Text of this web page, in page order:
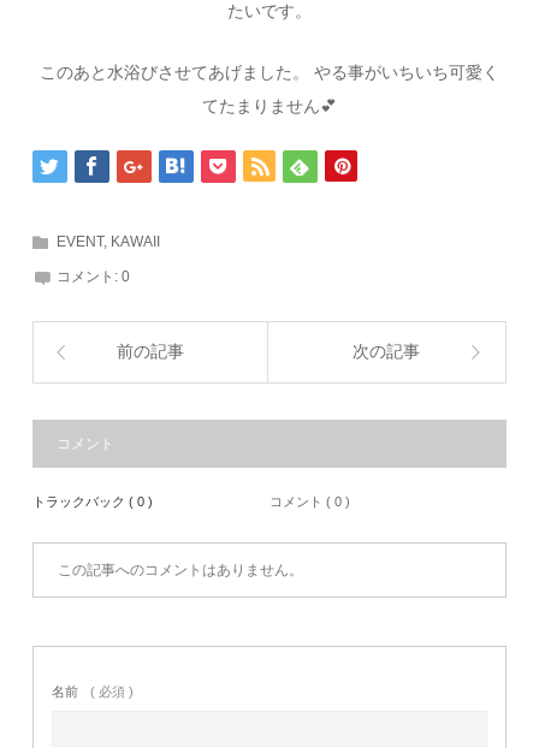
たいです。
このあと水浴びさせてあげました。 やる事がいちいち可愛く
てたまりません💕
EVENT, KAWAII
コメント:0
前の記事 次の記事
コメント
トラックバック ( 0 ) コメント ( 0 )
この記事へのコメントはありません。
名前 ( 必須 )